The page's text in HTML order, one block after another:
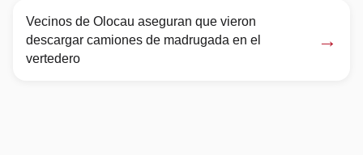
Vecinos de Olocau aseguran que vieron
descargar camiones de madrugada en el
vertedero
→